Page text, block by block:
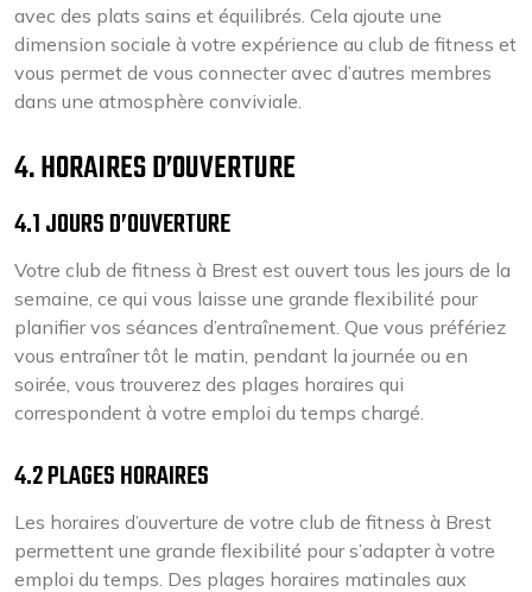
avec des plats sains et équilibrés. Cela ajoute une
dimension sociale à votre expérience au club de fitness et
vous permet de vous connecter avec d’autres membres
dans une atmosphère conviviale.
4. HORAIRES D’OUVERTURE
4.1 JOURS D’OUVERTURE
Votre club de fitness à Brest est ouvert tous les jours de la
semaine, ce qui vous laisse une grande flexibilité pour
planifier vos séances d’entraînement. Que vous préfériez
vous entraîner tôt le matin, pendant la journée ou en
soirée, vous trouverez des plages horaires qui
correspondent à votre emploi du temps chargé.
4.2 PLAGES HORAIRES
Les horaires d’ouverture de votre club de fitness à Brest
permettent une grande flexibilité pour s’adapter à votre
emploi du temps. Des plages horaires matinales aux